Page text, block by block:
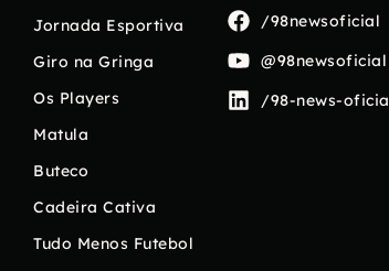
Jornada Esportiva
Giro na Gringa
Os Players
Matula
Buteco
Cadeira Cativa
Tudo Menos Futebol
/98newsoficial
@98newsoficial
/98-news-